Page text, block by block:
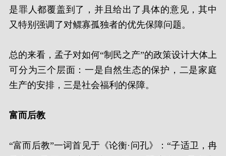
是罪人都覆盖到了，并且给出了具体的意见，其中
又特别强调了对鳏寡孤独者的优先保障问题。
总的来看，孟子对如何“制民之产”的政策设计大体上
可分为三个层面：一是自然生态的保护，二是家庭
生产的安排，三是社会福利的保障。
富而后教
“富而后教”一词首见于《论衡·问孔》：“子适卫，冉